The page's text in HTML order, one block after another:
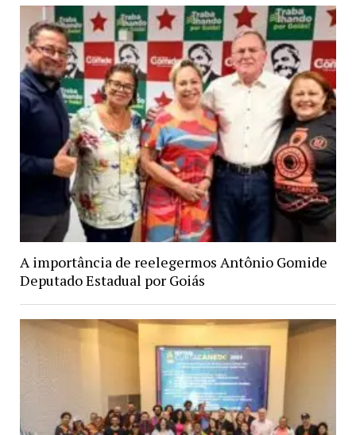
A importância de reelegermos Antônio Gomide
Deputado Estadual por Goiás